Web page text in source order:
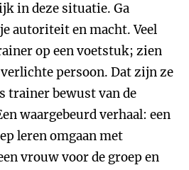
in deze situatie. Ga
autoriteit en macht. Veel
op een voetstuk; zien
persoon. Dat zijn ze
trainer bewust van de
waargebeurd verhaal: een
leren omgaan met
vrouw voor de groep en